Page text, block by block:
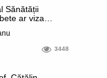
Sănătății
ar viza
Pesedistul
de Coreea
din Timișoara
3448